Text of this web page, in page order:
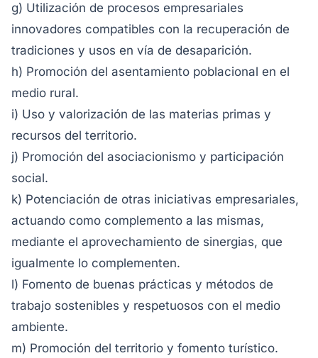
g) Utilización de procesos empresariales
innovadores compatibles con la recuperación de
tradiciones y usos en vía de desaparición.
h) Promoción del asentamiento poblacional en el
medio rural.
i) Uso y valorización de las materias primas y
recursos del territorio.
j) Promoción del asociacionismo y participación
social.
k) Potenciación de otras iniciativas empresariales,
actuando como complemento a las mismas,
mediante el aprovechamiento de sinergias, que
igualmente lo complementen.
l) Fomento de buenas prácticas y métodos de
trabajo sostenibles y respetuosos con el medio
ambiente.
m) Promoción del territorio y fomento turístico.